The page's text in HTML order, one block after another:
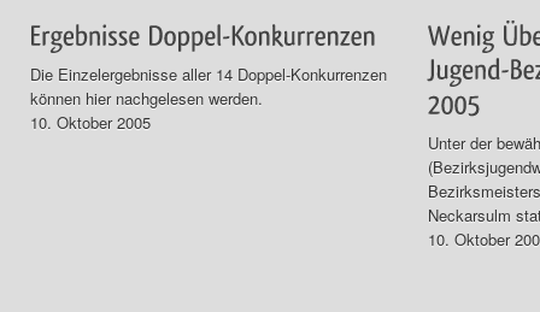
Die Einzelergebnisse aller 14 Doppel-Konkurrenzen
können hier nachgelesen werden.
10. Oktober 2005
Unter der
Neckarsulm
10. Oktober